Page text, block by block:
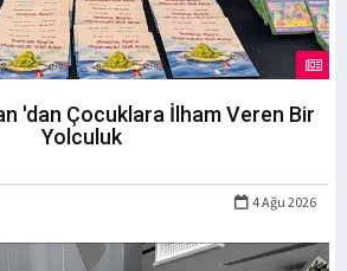
'dan Çocuklara İlham Veren Bir
Yolculuk
4 Ağu 2026